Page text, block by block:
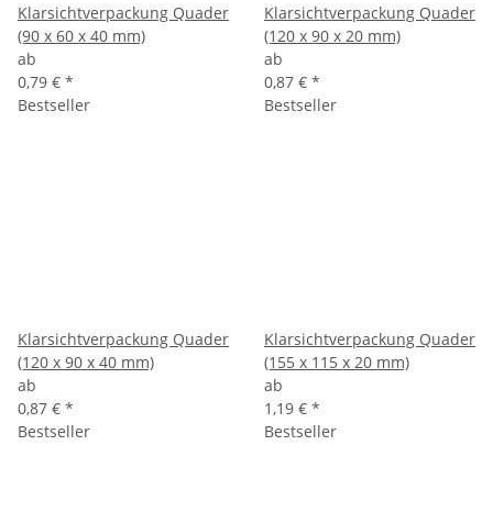
Klarsichtverpackung Quader
(90 x 60 x 40 mm)
ab
0,79 € *
Klarsichtverpackung Quader
(120 x 90 x 20 mm)
ab
0,87 € *
Bestseller
Klarsichtverpackung Quader
(120 x 90 x 40 mm)
ab
0,87 € *
Bestseller
Klarsichtverpackung Quader
(155 x 115 x 20 mm)
ab
1,19 € *
Bestseller
Bestseller